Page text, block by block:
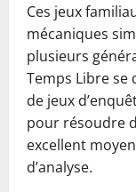
Ces jeux
mécaniques
plusieurs
Temps Libre
de jeux
pour résoudre
excellent
d’analyse.